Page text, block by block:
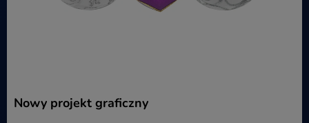
Nowy projekt graficzny